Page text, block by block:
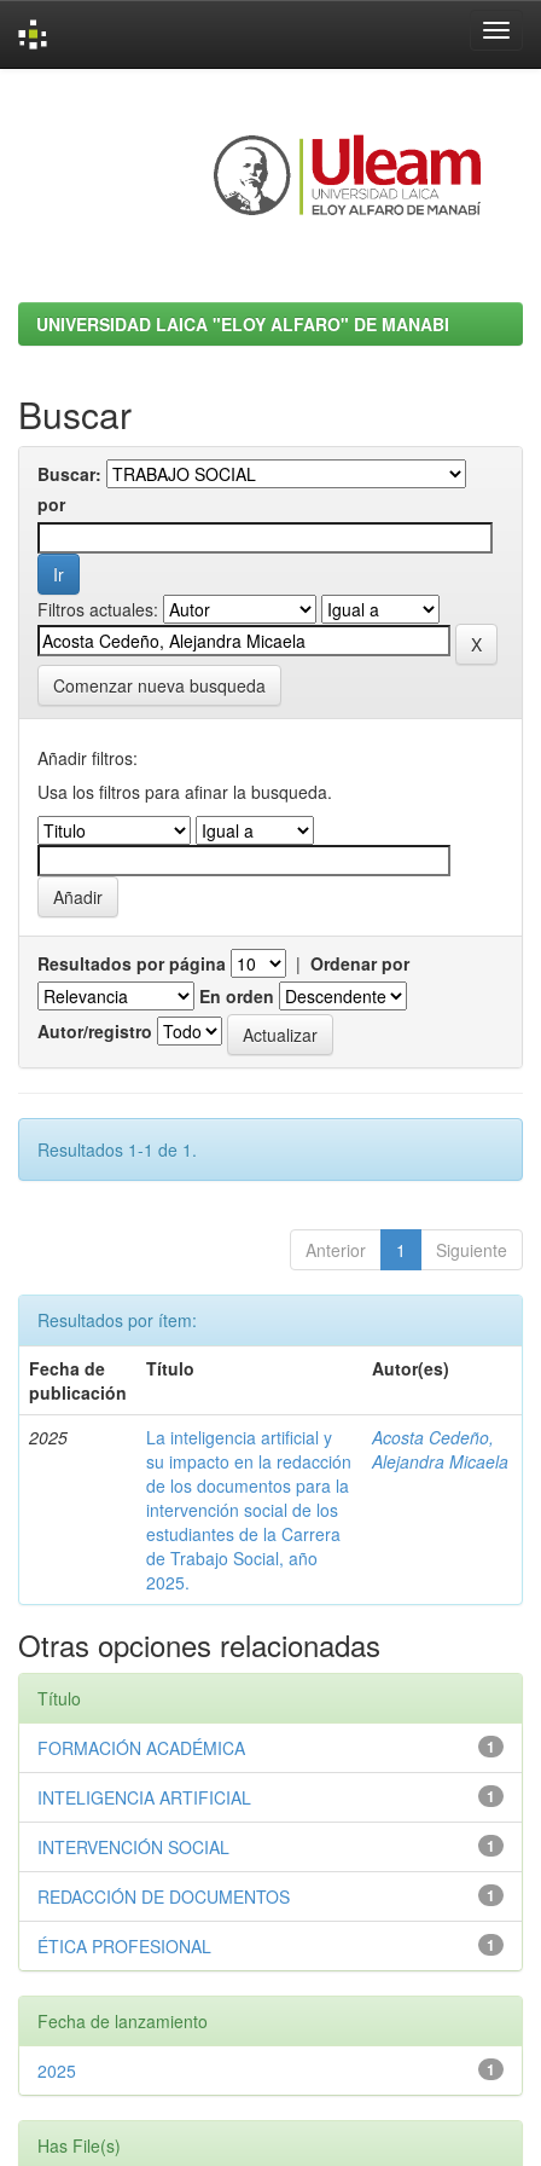
UNIVERSIDAD LAICA "ELOY ALFARO" DE MANABI
Buscar
Buscar:
por
Filtros actuales:
Comenzar nueva busqueda
Añadir filtros:
Usa los filtros para afinar la busqueda.
Resultados por página | Ordenar por
En orden
Autor/registro
Resultados 1-1 de 1.
Anterior 1 Siguiente
Resultados por ítem:
Fecha de
publicación
Título Autor(es)
2025
La inteligencia artificial y
su impacto en la redacción
de los documentos para la
intervención social de los
estudiantes de la Carrera
de Trabajo Social, año
2025.
Acosta Cedeño,
Alejandra Micaela
Otras opciones relacionadas
Título
1
FORMACIÓN ACADÉMICA
1
INTELIGENCIA ARTIFICIAL
1
INTERVENCIÓN SOCIAL
1
REDACCIÓN DE DOCUMENTOS
1
ÉTICA PROFESIONAL
Fecha de lanzamiento
1
2025
Has File(s)